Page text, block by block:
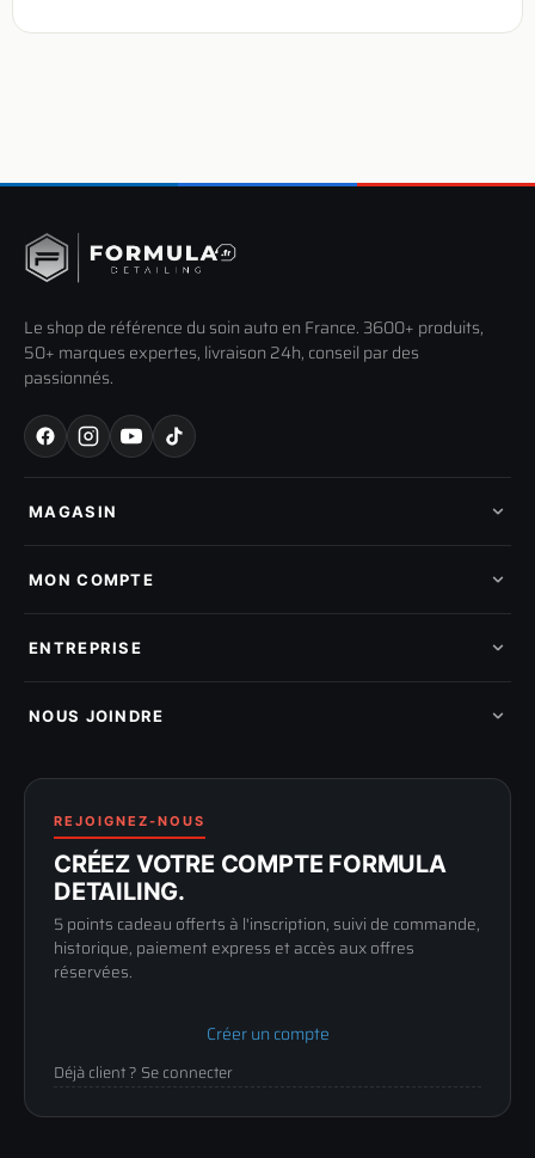
Le shop de référence du soin auto en France. 3600+ produits,
50+ marques expertes, livraison 24h, conseil par des
passionnés.
MAGASIN
Nos marques
Pads de polissage
Pièces détachées
MON COMPTE
Mes tickets SAV
Mon parrainage
Programme fidelite
ENTREPRISE
Compte pro
Politique de retour
Conditions générales
Mentions légales
Confidentialité
NOUS JOINDRE
89100 SENS
03 73 61 02 02
Lun-Ven
9h-12h / 14h-17h
REJOIGNEZ-NOUS
CRÉEZ VOTRE COMPTE FORMULA
DETAILING.
5 points cadeau offerts à l'inscription, suivi de commande,
historique, paiement express et accès aux offres
réservées.
Créer un compte
Déjà client ? Se connecter